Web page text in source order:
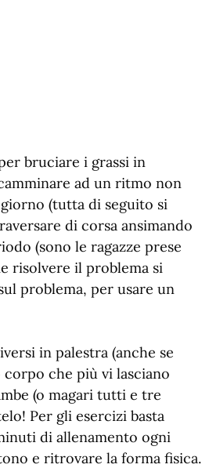
bruciare i grassi in
ad un ritmo non
(tutta di seguito si
di corsa ansimando
(sono le ragazze prese
risolvere il problema si
problema, per usare un
in palestra (anche se
che più vi lasciano
(o magari tutti e tre
Per gli esercizi basta
di allenamento ogni
e ritrovare la forma fisica.